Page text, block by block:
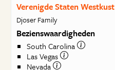
Verenigde Staten Westkust
Djoser Family
Bezienswaardigheden
South Carolina
Las Vegas
Nevada